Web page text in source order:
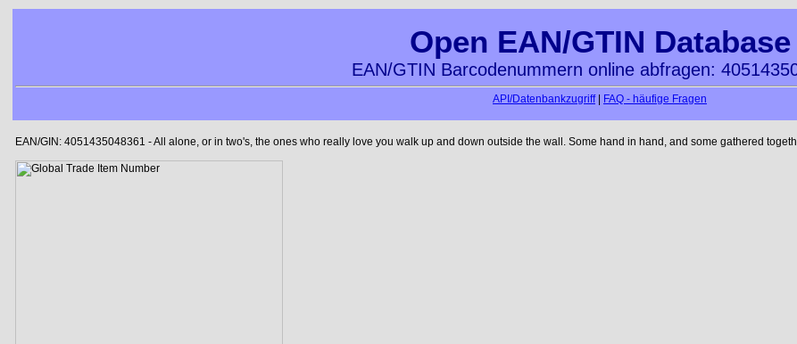
Open EAN/GTIN Database
EAN/GTIN Barcodenummern online abfragen:
API/Datenbankzugriff| FAQ - häufige Fragen
EAN/GIN: 4051435048361 - All alone, or in two's, the ones who really love you walk up and down outside the wall. Some hand in hand, and some gathered